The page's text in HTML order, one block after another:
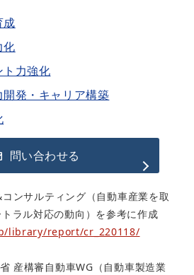
成
化
力強化
発・キャリア構築
問い合わせる
ンサルティング（自動車産業を取
ラル対応の動向）を参考に作成
library/report/cr_220118/
産構審自動車WG（自動車製造業